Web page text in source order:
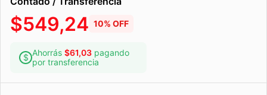
$549,24 10% OFF
Ahorrás $61,03 pagando
por transferencia